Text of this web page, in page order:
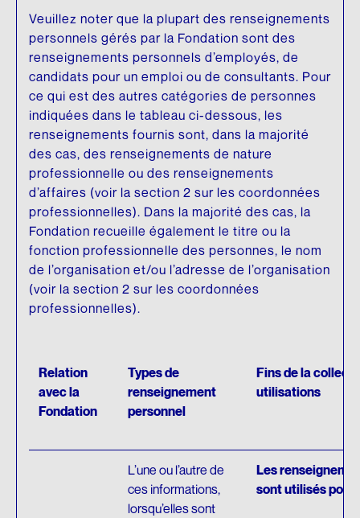
Veuillez noter que la plupart des renseignements
personnels gérés par la Fondation sont des
renseignements personnels d’employés, de
candidats pour un emploi ou de consultants. Pour
ce qui est des autres catégories de personnes
indiquées dans le tableau ci-dessous, les
renseignements fournis sont, dans la majorité
des cas, des renseignements de nature
professionnelle ou des renseignements
d’affaires (voir la section 2 sur les coordonnées
professionnelles). Dans la majorité des cas, la
Fondation recueille également le titre ou la
fonction professionnelle des personnes, le nom
de l’organisation et/ou l’adresse de l’organisation
(voir la section 2 sur les coordonnées
professionnelles).
Relation
avec la
Fondation
Types de
renseignement
personnel
Fins de la
utilisations
L’une ou l’autre de
ces informations,
lorsqu’elles sont
Les
sont utilisés pour :